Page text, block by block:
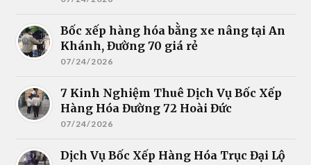
Bốc xếp hàng hóa bằng xe nâng tại An
Khánh, Đường 70 giá rẻ
07/24/2026
7 Kinh Nghiệm Thuê Dịch Vụ Bốc Xếp
Hàng Hóa Đường 72 Hoài Đức
07/24/2026
Dịch Vụ Bốc Xếp Hàng Hóa Trục Đại Lộ